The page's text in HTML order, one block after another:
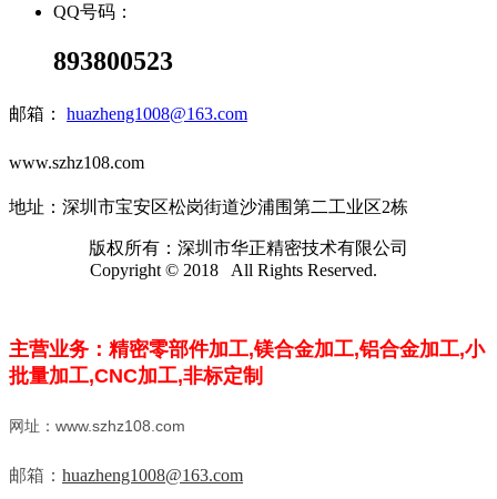
QQ号码：
893800523
邮箱： huazheng1008@163.com
www.szhz108.com
地址：深圳市宝安区松岗街道沙浦围第二工业区2栋
版权所有：深圳市华正精密技术有限公司
Copyright © 2018 All Rights Reserved.
主营业务：精密零部件加工,镁合金加工,铝合金加工,小
批量加工,CNC加工,非标定制
网址：www.szhz108.com
邮箱： huazheng1008@163.com